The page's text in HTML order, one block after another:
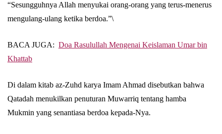
“Sesungguhnya Allah menyukai orang-orang yang terus-menerus
mengulang-ulang ketika berdoa.”\
BACA JUGA: Doa Rasulullah Mengenai Keislaman Umar bin
Khattab
Di dalam kitab az-Zuhd karya Imam Ahmad disebutkan bahwa
Qatadah menukilkan penuturan Muwarriq tentang hamba
Mukmin yang senantiasa berdoa kepada-Nya.